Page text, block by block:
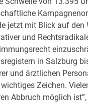
jetzt mit Blick auf
und
in Salzburg
und ärztlichen
wichtiges Zeichen.
Abbruch möglich